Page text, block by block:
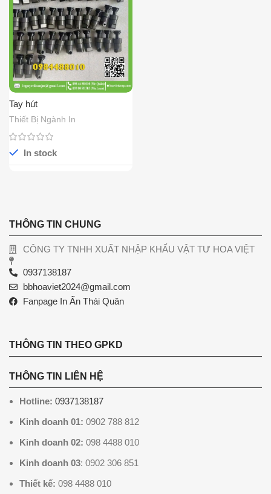
Tay hút
Thiết Bị Ngành In
In stock
THÔNG TIN CHUNG
CÔNG TY TNHH XUẤT NHẬP KHẨU VẬT TƯ HOA VIỆT
0937138187
bbhoaviet2024@gmail.com
Fanpage In Ấn Thái Quân
THÔNG TIN THEO GPKD
THÔNG TIN LIÊN HỆ
Hotline: 0937138187
Kinh doanh 01: 0902 788 812
Kinh doanh 02: 098 4488 010
Kinh doanh 03: 0902 306 851
Thiết kế: 098 4488 010